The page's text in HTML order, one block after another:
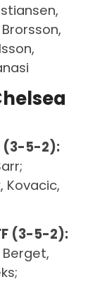
(3-5-2):
Kovacic,
(3-5-2):
Berget,